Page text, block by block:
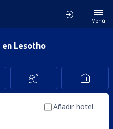
Menú
en Lesotho
Añadir hotel